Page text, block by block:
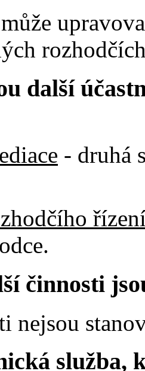
další
- druhá
činnosti
nejsou
služba,